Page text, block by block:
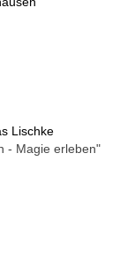
- Magie erleben"